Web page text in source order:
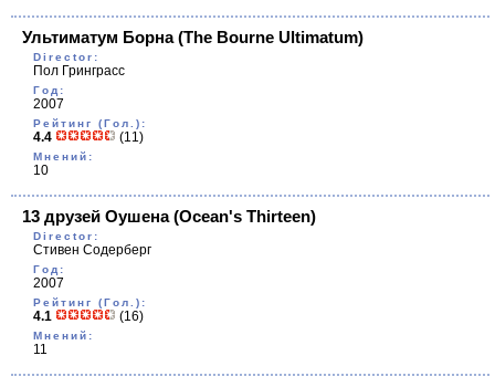
Ультиматум Борна(The Bourne Ultimatum)
Director:
Пол Гринграсс
Год:
2007
Рейтинг (Гол.):
4.4 (11)
Мнений:
10
13 друзей Оушена(Ocean's Thirteen)
Director:
Стивен Содерберг
Год:
2007
Рейтинг (Гол.):
4.1 (16)
Мнений:
11